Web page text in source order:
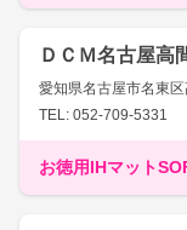
ＤＣＭ名古屋高
愛知県名古屋市名東
TEL: 052-709-5331
お徳用IHマット